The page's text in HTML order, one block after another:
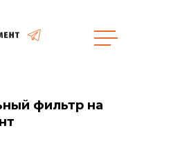
фильтр на